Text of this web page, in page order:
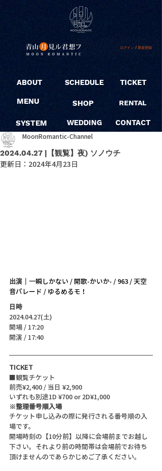
ログイン / 新規登録
ABOUT
MENU
SYSTEM
SCHEDULE
SHOP
WEDDING
TICKET
RENTAL
CONTACT
2024.04.27 |【観覧】夜) ソノウチ
MoonRomantic-Channel
更新日： 2024年4月23日
出演｜ 一瞬しかない / 開歌-かいか- / 963 / 天空
音パレード / ゆるめるモ！
日時
2024.04.27(土)
開場 / 17:20
開演 / 17:40
TICKET
■観覧チケット
前売¥2,400 / 当日 ¥2,900
いずれも別途1D ¥700 or 2D¥1,000
※整理番号順入場
チケット申し込みの際に発行される番号順の入
場です。
開場時刻の【10分前】以降に会場前までお越し
下さい。それより前の時間帯は会場前でお待ち
頂けませんのであらかじめご了承ください。